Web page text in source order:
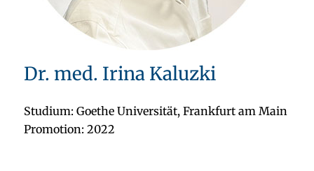
Dr. med. Irina Kaluzki
Studium: Goethe Universität, Frankfurt am Main
Promotion: 2022